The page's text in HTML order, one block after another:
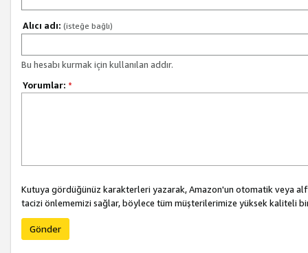
Alıcı adı: (isteğe bağlı)
Bu hesabı kurmak için kullanılan addır.
Yorumlar: *
Kutuya gördüğünüz karakterleri yazarak, Amazon'un otomatik veya
tacizi önlememizi sağlar, böylece tüm müşterilerimize yüksek kaliteli
Gönder